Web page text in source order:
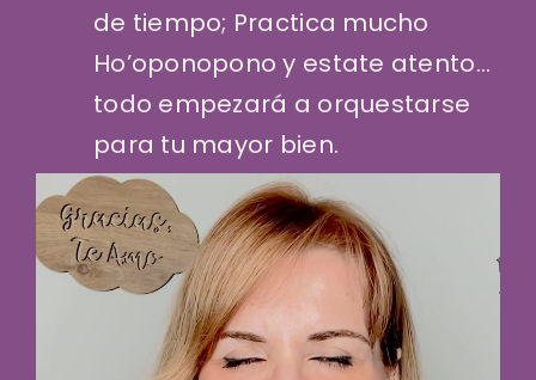
de tiempo; Practica mucho
Ho’oponopono y estate atento…
todo empezará a orquestarse
para tu mayor bien.